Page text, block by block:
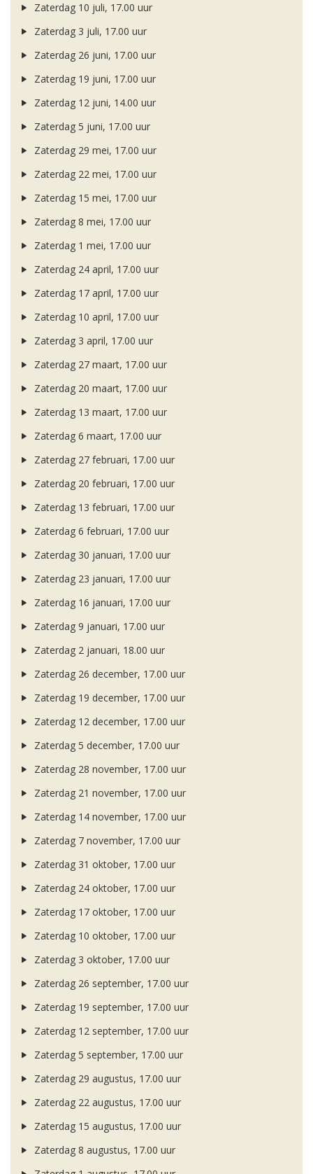
Zaterdag 10 juli, 17.00 uur
Zaterdag 3 juli, 17.00 uur
Zaterdag 26 juni, 17.00 uur
Zaterdag 19 juni, 17.00 uur
Zaterdag 12 juni, 14.00 uur
Zaterdag 5 juni, 17.00 uur
Zaterdag 29 mei, 17.00 uur
Zaterdag 22 mei, 17.00 uur
Zaterdag 15 mei, 17.00 uur
Zaterdag 8 mei, 17.00 uur
Zaterdag 1 mei, 17.00 uur
Zaterdag 24 april, 17.00 uur
Zaterdag 17 april, 17.00 uur
Zaterdag 10 april, 17.00 uur
Zaterdag 3 april, 17.00 uur
Zaterdag 27 maart, 17.00 uur
Zaterdag 20 maart, 17.00 uur
Zaterdag 13 maart, 17.00 uur
Zaterdag 6 maart, 17.00 uur
Zaterdag 27 februari, 17.00 uur
Zaterdag 20 februari, 17.00 uur
Zaterdag 13 februari, 17.00 uur
Zaterdag 6 februari, 17.00 uur
Zaterdag 30 januari, 17.00 uur
Zaterdag 23 januari, 17.00 uur
Zaterdag 16 januari, 17.00 uur
Zaterdag 9 januari, 17.00 uur
Zaterdag 2 januari, 18.00 uur
Zaterdag 26 december, 17.00 uur
Zaterdag 19 december, 17.00 uur
Zaterdag 12 december, 17.00 uur
Zaterdag 5 december, 17.00 uur
Zaterdag 28 november, 17.00 uur
Zaterdag 21 november, 17.00 uur
Zaterdag 14 november, 17.00 uur
Zaterdag 7 november, 17.00 uur
Zaterdag 31 oktober, 17.00 uur
Zaterdag 24 oktober, 17.00 uur
Zaterdag 17 oktober, 17.00 uur
Zaterdag 10 oktober, 17.00 uur
Zaterdag 3 oktober, 17.00 uur
Zaterdag 26 september, 17.00 uur
Zaterdag 19 september, 17.00 uur
Zaterdag 12 september, 17.00 uur
Zaterdag 5 september, 17.00 uur
Zaterdag 29 augustus, 17.00 uur
Zaterdag 22 augustus, 17.00 uur
Zaterdag 15 augustus, 17.00 uur
Zaterdag 8 augustus, 17.00 uur